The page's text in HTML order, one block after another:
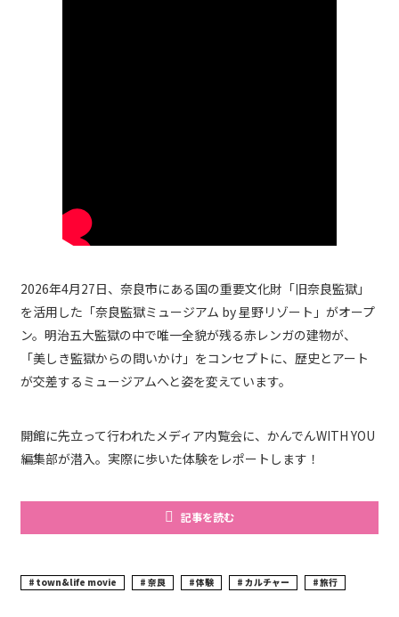
2026年4月27日、奈良市にある国の重要文化財「旧奈良監獄」
を活用した「奈良監獄ミュージアム by 星野リゾート」がオープ
ン。明治五大監獄の中で唯一全貌が残る赤レンガの建物が、
「美しき監獄からの問いかけ」をコンセプトに、歴史とアート
が交差するミュージアムへと姿を変えています。
開館に先立って行われたメディア内覧会に、かんでんWITH YOU
編集部が潜入。実際に歩いた体験をレポートします！
記事を読む
town&life movie 奈良 体験 カルチャー 旅行